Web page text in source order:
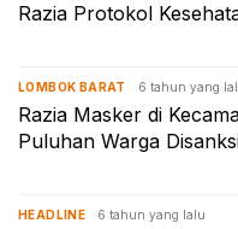
Razia Protokol
LOMBOK BARAT 6 tahun yang
Razia Masker di
Puluhan Warga
HEADLINE 6 tahun yang lalu